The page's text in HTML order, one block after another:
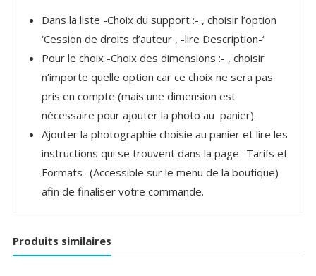
Dans la liste -Choix du support :- , choisir l’option
‘Cession de droits d’auteur , -lire Description-‘
Pour le choix -Choix des dimensions :- , choisir
n’importe quelle option car ce choix ne sera pas
pris en compte (mais une dimension est
nécessaire pour ajouter la photo au panier).
Ajouter la photographie choisie au panier et lire les
instructions qui se trouvent dans la page -Tarifs et
Formats- (Accessible sur le menu de la boutique)
afin de finaliser votre commande.
Produits similaires